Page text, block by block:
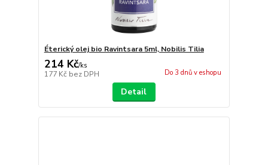
Éterický olej bio Ravintsara 5ml, Nobilis Tilia
214 Kč/ks
177 Kč bez DPH Do 3 dnů v eshopu
Detail